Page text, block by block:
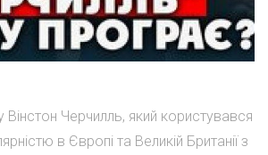
Вінстон Черчилль, який користувався
в Європі та Великій Британії з